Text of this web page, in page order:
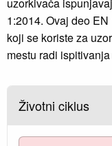
1:2014. Ovaj deo
koji se koriste za
mestu radi
Životni ciklus